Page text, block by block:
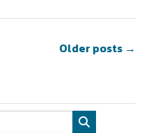
Older posts →